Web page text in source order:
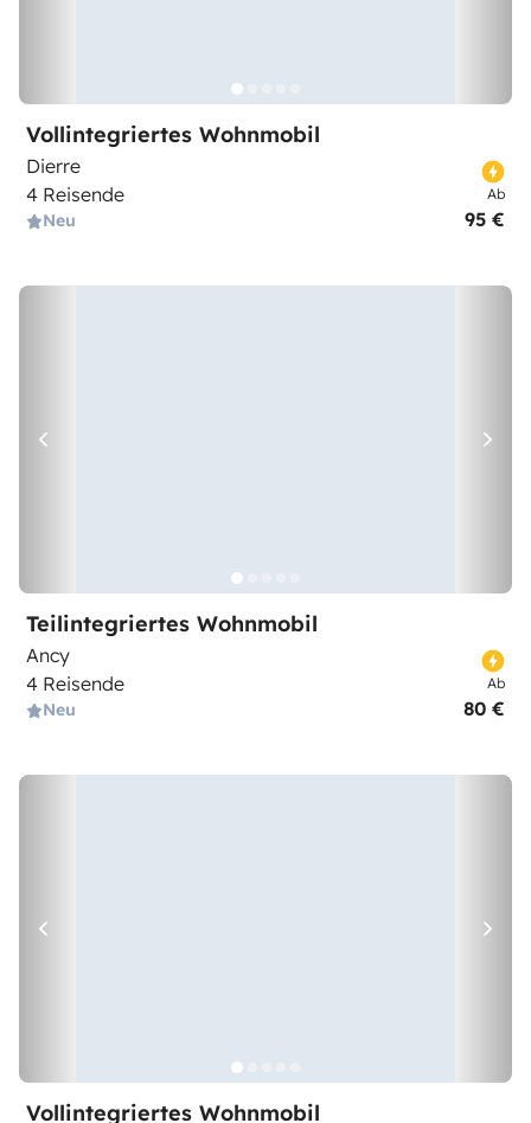
Vollintegriertes Wohnmobil
Dierre
4 Reisende
Neu
Ab
95 €
Teilintegriertes Wohnmobil
Ancy
4 Reisende
Neu
Ab
80 €
Vollintegriertes Wohnmobil